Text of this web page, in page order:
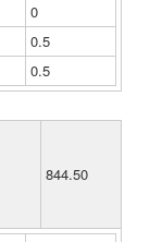
0
0.5
0.5
844.50